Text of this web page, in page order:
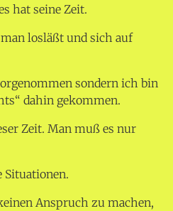
hat seine Zeit.
losläßt und sich auf
sondern ich bin
dahin gekommen.
Zeit. Man muß es nur
Anspruch zu machen,